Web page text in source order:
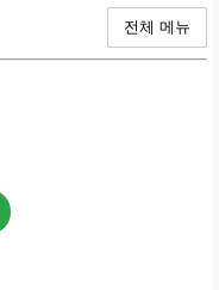
전체 메뉴